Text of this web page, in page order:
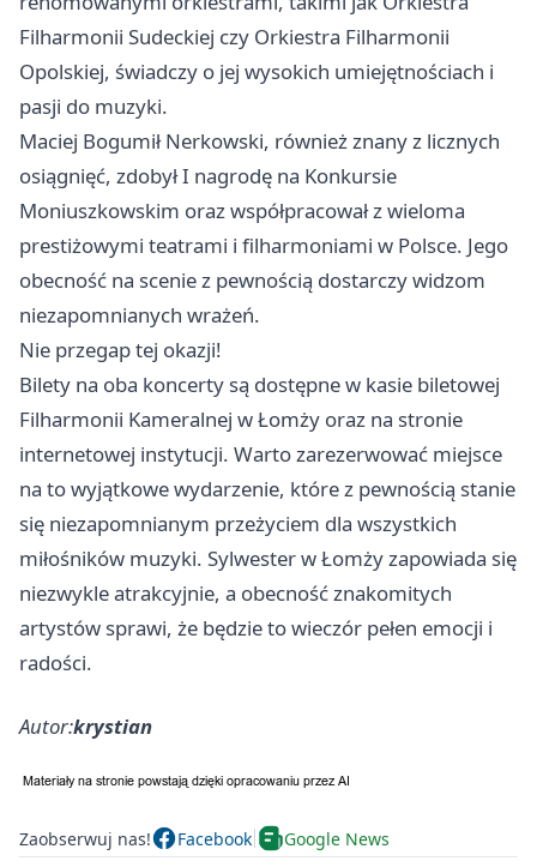
Filharmonii Sudeckiej czy Orkiestra Filharmonii
Opolskiej, świadczy o jej wysokich umiejętnościach i
pasji do muzyki.
Maciej Bogumił Nerkowski, również znany z licznych
osiągnięć, zdobył I nagrodę na Konkursie
Moniuszkowskim oraz współpracował z wieloma
prestiżowymi teatrami i filharmoniami w Polsce. Jego
obecność na scenie z pewnością dostarczy widzom
niezapomnianych wrażeń.
Nie przegap tej okazji!
Bilety na oba koncerty są dostępne w kasie biletowej
Filharmonii Kameralnej w Łomży oraz na stronie
internetowej instytucji. Warto zarezerwować miejsce
na to wyjątkowe wydarzenie, które z pewnością stanie
się niezapomnianym przeżyciem dla wszystkich
miłośników muzyki. Sylwester w Łomży zapowiada się
niezwykle atrakcyjnie, a obecność znakomitych
artystów sprawi, że będzie to wieczór pełen emocji i
radości.
Autor:krystian
Zaobserwuj nas! Facebook Google News